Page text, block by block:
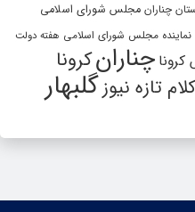
چناران مجلس شورای اسلامی
نماینده مجلس شورای اسلامی هفته دولت
چنارانکرونا
کلام تازه نیوزگلبهار